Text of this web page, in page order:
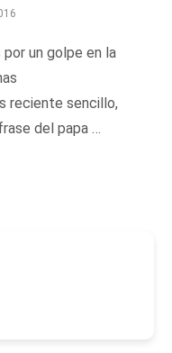
un golpe en la
reciente sencillo,
del papa …